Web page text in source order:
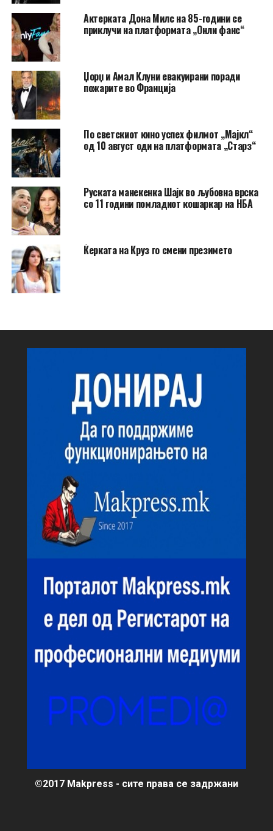
Актерката Дона Милс на 85-години се
приклучи на платформата „Онли фанс“
Џорџ и Амал Клуни евакуирани поради
пожарите во Франција
По светскиот кино успех филмот „Мајкл“
од 10 август оди на платформата „Старз“
Руската манекенка Шајк во љубовна врска
со 11 години помладиот кошаркар на НБА
Ќерката на Круз го смени презимето
©2017 Makpress - сите права се задржани